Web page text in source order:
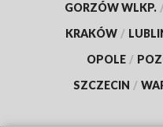
GORZÓW WLKP.
KRAKÓW /
OPOLE /
SZCZECIN /